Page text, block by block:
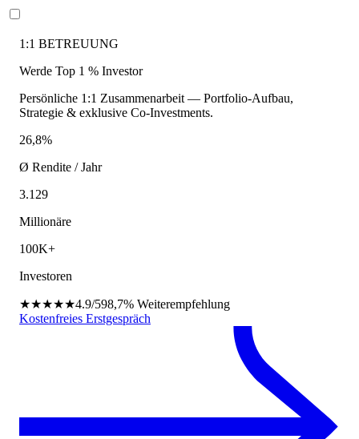
1:1 BETREUUNG
Werde Top 1 % Investor
Persönliche 1:1 Zusammenarbeit — Portfolio-Aufbau,
Strategie & exklusive Co-Investments.
26,8%
Ø Rendite / Jahr
3.129
Millionäre
100K+
Investoren
★★★★★4.9/598,7% Weiterempfehlung
Kostenfreies Erstgespräch